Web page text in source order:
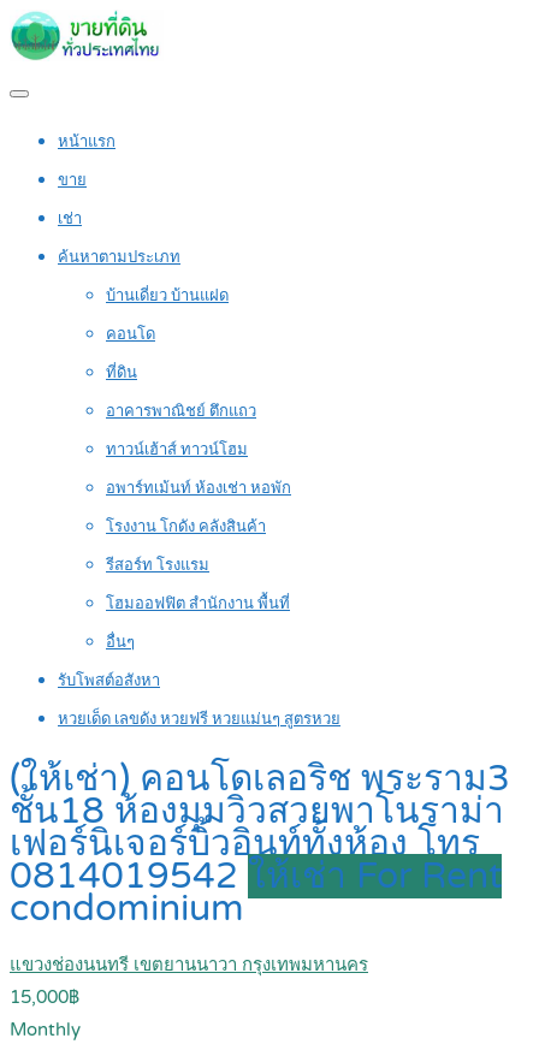
หน้าแรก
ขาย
เช่า
ค้นหาตามประเภท
บ้านเดี่ยว บ้านแฝด
คอนโด
ที่ดิน
อาคารพาณิชย์ ตึกแถว
ทาวน์เฮ้าส์ ทาวน์โฮม
อพาร์ทเม้นท์ ห้องเช่า หอพัก
โรงงาน โกดัง คลังสินค้า
รีสอร์ท โรงแรม
โฮมออฟฟิต สำนักงาน พื้นที่
อื่นๆ
รับโพสต์อสังหา
หวยเด็ด เลขดัง หวยฟรี หวยแม่นๆ สูตรหวย
(ให้เช่า) คอนโดเลอริช พระราม3
ชั้น18 ห้องมุมวิวสวยพาโนราม่า
เฟอร์นิเจอร์บิ้วอินท์ทั้งห้อง โทร
0814019542 ให้เช่า For Rent
condominium
แขวงช่องนนทรี เขตยานนาวา กรุงเทพมหานคร
15,000฿
Monthly